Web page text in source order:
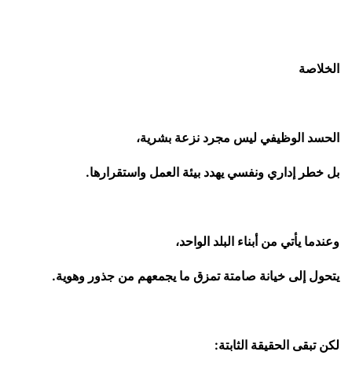
الخلاصة
الحسد الوظيفي ليس مجرد نزعة بشرية،
بل خطر إداري ونفسي يهدد بيئة العمل واستقرارها.
وعندما يأتي من أبناء البلد الواحد،
يتحول إلى خيانة صامتة تمزق ما يجمعهم من جذور وهوية.
لكن تبقى الحقيقة الثابتة: